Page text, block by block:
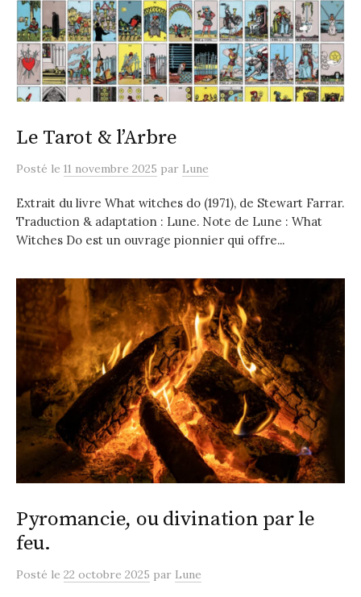
Le Tarot & l’Arbre
Posté le 11 novembre 2025 par Lune
Extrait du livre What witches do (1971), de Stewart Farrar.
Traduction & adaptation : Lune. Note de Lune : What
Witches Do est un ouvrage pionnier qui offre...
Pyromancie, ou divination par le
feu.
Posté le 22 octobre 2025 par Lune